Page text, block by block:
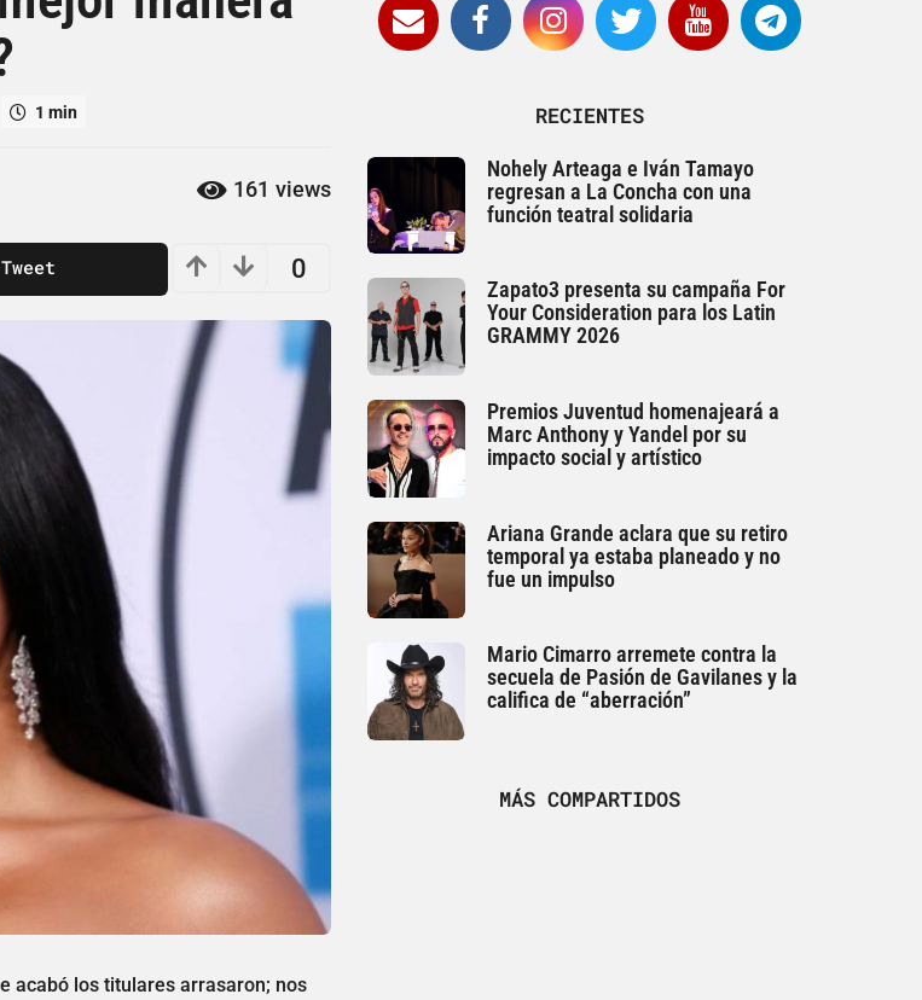
1 min
161 views
0
Tweet
acabó los titulares arrasaron; nos
RECIENTES
Nohely Arteaga e Iván Tamayo
regresan a La Concha con una
función teatral solidaria
Zapato3 presenta su campaña For
Your Consideration para los Latin
GRAMMY 2026
Premios Juventud homenajeará a
Marc Anthony y Yandel por su
impacto social y artístico
Ariana Grande aclara que su retiro
temporal ya estaba planeado y no
fue un impulso
Mario Cimarro arremete contra la
secuela de Pasión de Gavilanes y la
califica de “aberración”
MÁS COMPARTIDOS